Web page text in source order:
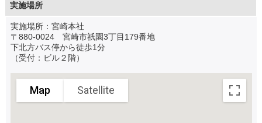
実施場所
実施場所：宮崎本社
〒880-0024 宮崎市祇園3丁目179番地
下北方バス停から徒歩1分
（受付：ビル２階）
Map Satellite